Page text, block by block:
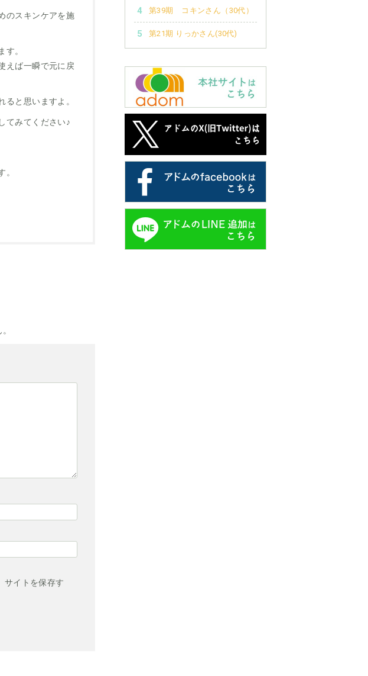
のスキンケアを施
す。
えば一瞬で元に戻
と思いますよ。
てみてください♪
。
サイトを保存す
第39期 コキンさん（30代）
第21期 りっかさん(30代)